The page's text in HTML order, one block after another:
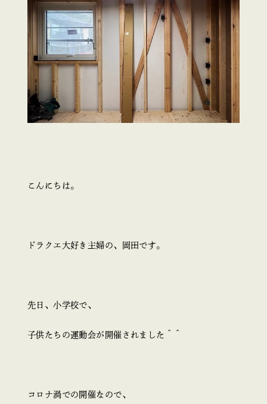
こんにちは。
ドラクエ大好き主婦の、岡田です。
先日、小学校で、
子供たちの運動会が開催されました＾＾
コロナ渦での開催なので、